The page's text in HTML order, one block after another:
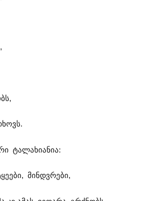
ტალახიანია:
მინდვრები,